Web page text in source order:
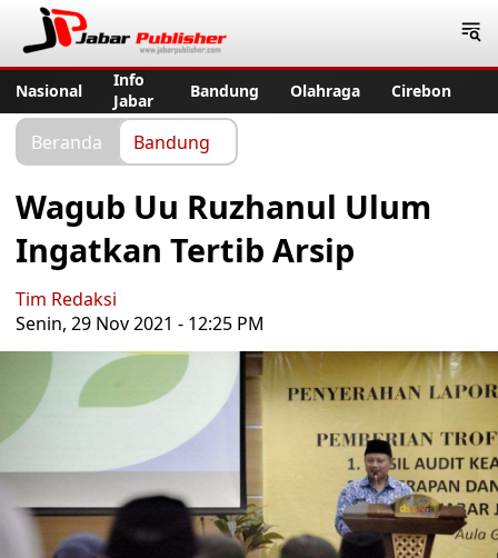
Nasional
Info
Jabar
Bandung Olahraga Cirebon
Beranda Bandung
Wagub Uu Ruzhanul Ulum
Ingatkan Tertib Arsip
Tim Redaksi
Senin, 29 Nov 2021 - 12:25 PM